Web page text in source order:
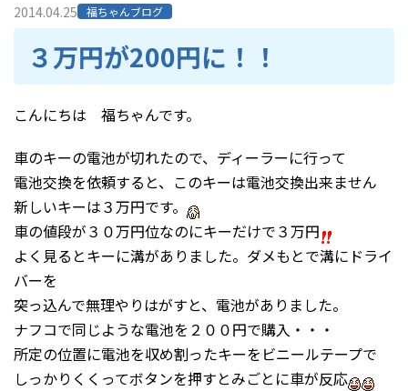
2014.04.25 福ちゃんブログ
３万円が200円に！！
こんにちは 福ちゃんです。
車のキーの電池が切れたので、ディーラーに行って
電池交換を依頼すると、このキーは電池交換出来ません
新しいキーは３万円です。
車の値段が３０万円位なのにキーだけで３万円
よく見るとキーに溝がありました。ダメもとで溝にドライ
バーを
突っ込んで無理やりはがすと、電池がありました。
ナフコで同じような電池を２００円で購入・・・
所定の位置に電池を収め割ったキーをビニールテープで
しっかりくくってボタンを押すとみごとに車が反応